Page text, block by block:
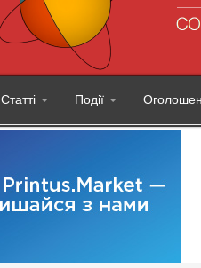
Статті Події